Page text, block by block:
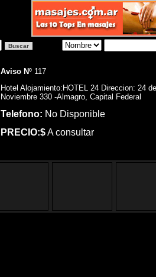
Aviso Nº 117
Hotel Alojamiento:HOTEL 24 Direccion: 24 de
Noviembre 330 -Almagro, Capital Federal
Telefono: No Disponible
PRECIO:$A consultar